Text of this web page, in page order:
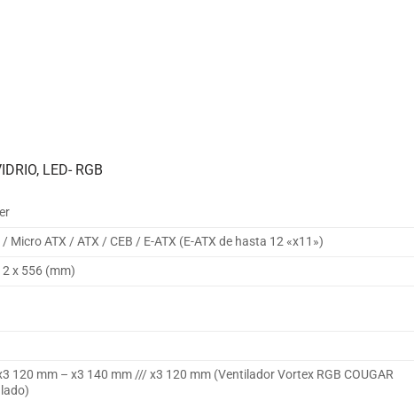
LED- RGB
Micro ATX / ATX / CEB / E-ATX (E-ATX de hasta 12 «x11»)
x 556 (mm)
120 mm – x3 140 mm /// x3 120 mm (Ventilador Vortex RGB COUGAR